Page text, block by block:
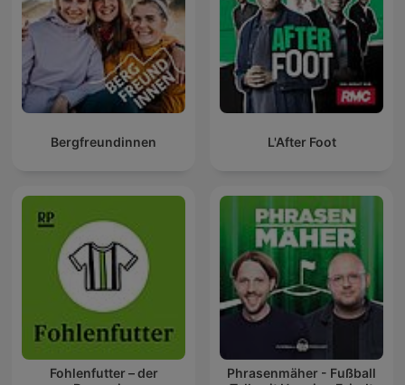
Bergfreundinnen L'After Foot
Fohlenfutter – der
Phrasenmäher - Fußball